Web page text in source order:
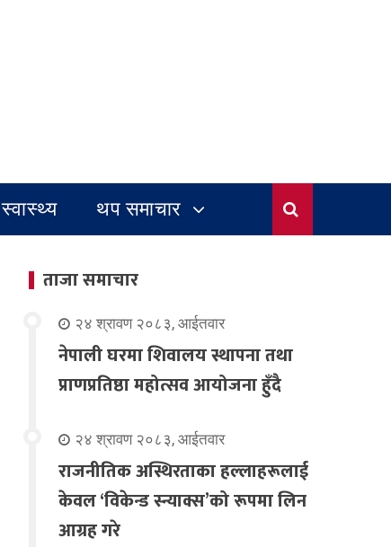
स्वास्थ्य थप समाचार
ताजा समाचार
२४ श्रावण २०८३, आईतवार
नेपाली घरमा शिवालय स्थापना तथा
प्राणप्रतिष्ठा महोत्सव आयोजना हुँदै
२४ श्रावण २०८३, आईतवार
राजनीतिक अस्थिरताका हल्लाहरूलाई
केवल ‘विकेन्ड स्न्याक्स’को रूपमा लिन
आग्रह गरे